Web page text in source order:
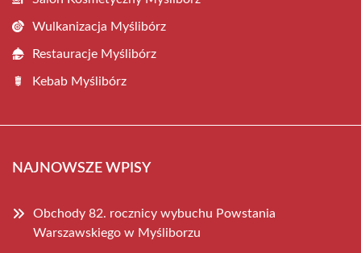
Wulkanizacja Myślibórz
Restauracje Myślibórz
Kebab Myślibórz
NAJNOWSZE WPISY
Obchody 82. rocznicy wybuchu Powstania
Warszawskiego w Myśliborzu